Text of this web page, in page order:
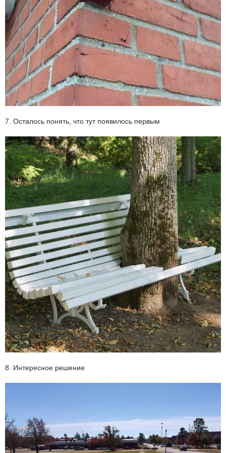
7. Осталось понять, что тут появилось первым
8. Интересное решение